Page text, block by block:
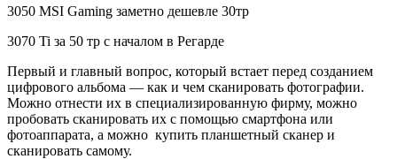
3050 MSI Gaming заметно дешевле 30тр
3070 Ti за 50 тр с началом в Регарде
Первый и главный вопрос, который встает перед созданием
цифрового альбома — как и чем сканировать фотографии.
Можно отнести их в специализированную фирму, можно
пробовать сканировать их с помощью смартфона или
фотоаппарата, а можно купить планшетный сканер и
сканировать самому.